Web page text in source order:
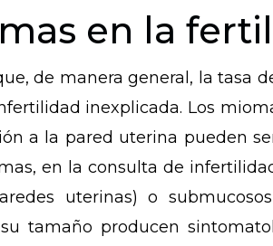
en la
de manera general, la tasa
inexplicada. Los
a la pared uterina pueden
en la consulta de
uterinas) o
tamaño producen